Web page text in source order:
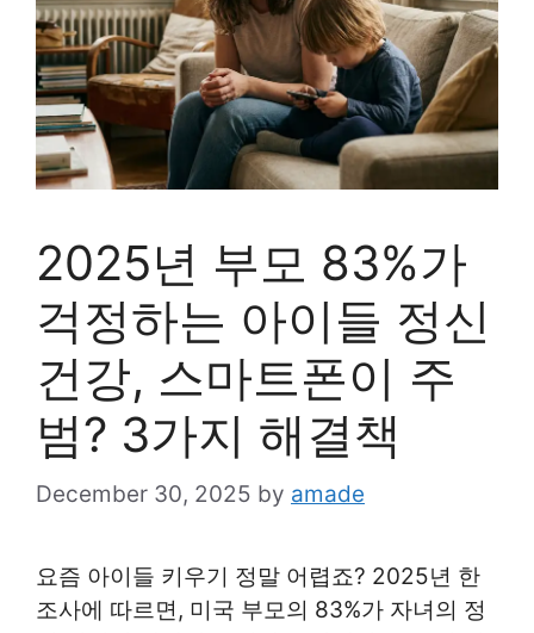
2025년 부모 83%가
걱정하는 아이들 정신
건강, 스마트폰이 주
범? 3가지 해결책
December 30, 2025 by amade
요즘 아이들 키우기 정말 어렵죠? 2025년 한
조사에 따르면, 미국 부모의 83%가 자녀의 정